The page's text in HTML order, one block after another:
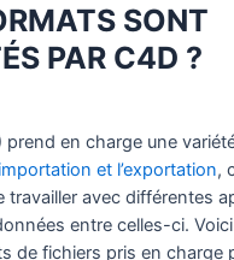
SONT
PAR C4D ?
prend en charge une
et l’exportation,
travailler avec différentes
entre celles-ci.
de fichiers pris en charge